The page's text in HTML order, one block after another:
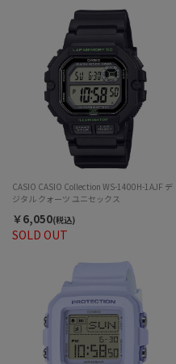
SOLD OUT
CASIO CASIO Collection WS-1400H-1AJF デ
ジタル クォーツ ユニセックス
￥6,050(税込)